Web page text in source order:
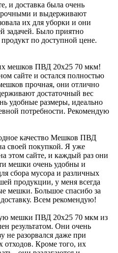
и доставка была очень
и выдерживают
их для уборки и они
задачей. Было приятно
по доступной цене.
мешков ПВД 20x25 70 мкм!
сайте и остался полностью
прочная, они отлично
достаточный вес
удобные размеры, идеально
потребности. Рекомендую
качество Мешков ПВД
своей покупкой. Я уже
этом сайте, и каждый раз они
мешки очень удобны и
сбора мусора и различных
продукции, у меня всегда
мешки. Большое спасибо за
Всем рекомендую!
мешки ПВД 20x25 70 мкм из
результатом. Они очень
не разорвался даже при
отходов. Кроме того, их